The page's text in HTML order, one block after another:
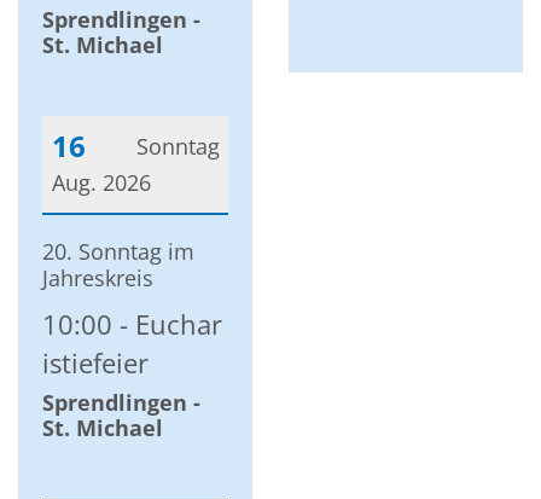
Sprendlingen -
St. Michael
Sonntag
16
Aug. 2026
Datum: 16. August 2026
20. Sonntag im
Jahreskreis
10:00
Euchar
istiefeier
Sprendlingen -
St. Michael